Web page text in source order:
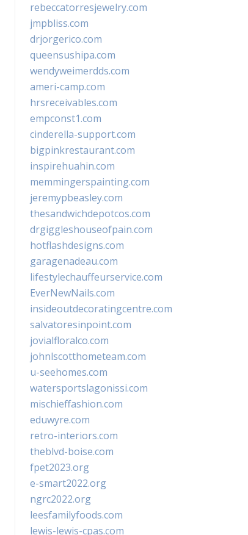
rebeccatorresjewelry.com
jmpbliss.com
drjorgerico.com
queensushipa.com
wendyweimerdds.com
ameri-camp.com
hrsreceivables.com
empconst1.com
cinderella-support.com
bigpinkrestaurant.com
inspirehuahin.com
memmingerspainting.com
jeremypbeasley.com
thesandwichdepotcos.com
drgiggleshouseofpain.com
hotflashdesigns.com
garagenadeau.com
lifestylechauffeurservice.com
EverNewNails.com
insideoutdecoratingcentre.com
salvatoresinpoint.com
jovialfloralco.com
johnlscotthometeam.com
u-seehomes.com
watersportslagonissi.com
mischieffashion.com
eduwyre.com
retro-interiors.com
theblvd-boise.com
fpet2023.org
e-smart2022.org
ngrc2022.org
leesfamilyfoods.com
lewis-lewis-cpas.com